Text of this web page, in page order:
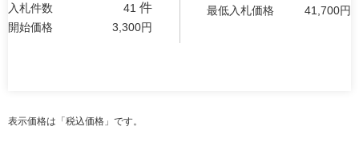
入札件数 41 件
開始価格 3,300円
最低入札価格
41,700円
表示価格は「税込価格」です。